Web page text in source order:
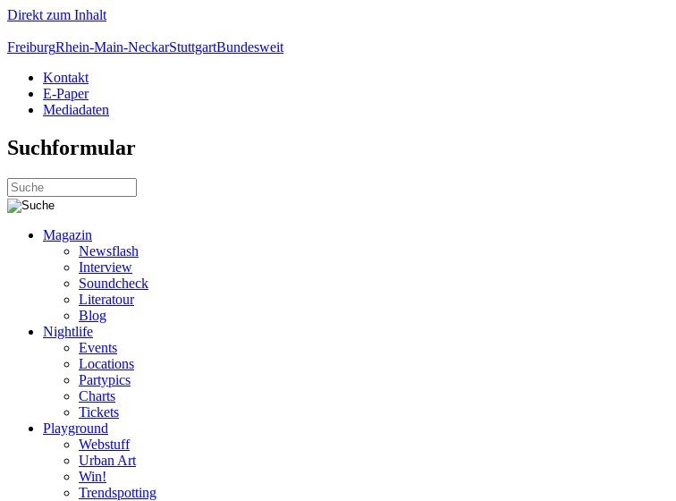
Direkt zum Inhalt
FreiburgRhein-Main-NeckarStuttgartBundesweit
Kontakt
E-Paper
Mediadaten
Suchformular
Magazin
Newsflash
Interview
Soundcheck
Literatour
Blog
Nightlife
Events
Locations
Partypics
Charts
Tickets
Playground
Webstuff
Urban Art
Win!
Trendspotting